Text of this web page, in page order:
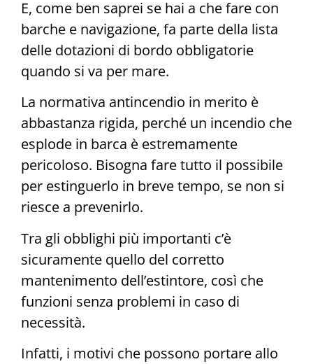
E, come ben saprei se hai a che fare con
barche e navigazione, fa parte della lista
delle dotazioni di bordo obbligatorie
quando si va per mare.
La normativa antincendio in merito è
abbastanza rigida, perché un incendio che
esplode in barca è estremamente
pericoloso. Bisogna fare tutto il possibile
per estinguerlo in breve tempo, se non si
riesce a prevenirlo.
Tra gli obblighi più importanti c’è
sicuramente quello del corretto
mantenimento dell’estintore, così che
funzioni senza problemi in caso di
necessità.
Infatti, i motivi che possono portare allo